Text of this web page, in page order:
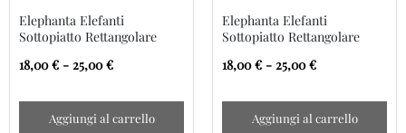
Elephanta Elefanti
Sottopiatto Rettangolare
18,00 € - 25,00 €
Aggiungi al carrello
Elephanta Elefanti
Sottopiatto Rettangolare
18,00 € - 25,00 €
Aggiungi al carrello